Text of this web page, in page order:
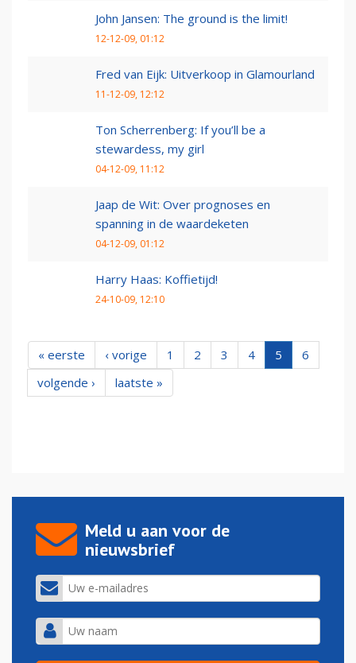
John Jansen: The ground is the limit!
12-12-09, 01:12
Fred van Eijk: Uitverkoop in Glamourland
11-12-09, 12:12
Ton Scherrenberg: If you’ll be a
stewardess, my girl
04-12-09, 11:12
Jaap de Wit: Over prognoses en
spanning in de waardeketen
04-12-09, 01:12
Harry Haas: Koffietijd!
24-10-09, 12:10
« eerste ‹ vorige 1 2 3 4 5
6
volgende ›
laatste »
Meld u aan voor de
nieuwsbrief